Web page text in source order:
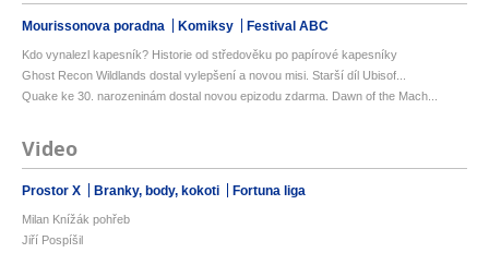
Mourissonova poradna Komiksy Festival ABC
Kdo vynalezl kapesník? Historie od středověku po papírové kapesníky
Ghost Recon Wildlands dostal vylepšení a novou misi. Starší díl Ubisof...
Quake ke 30. narozeninám dostal novou epizodu zdarma. Dawn of the Mach...
Video
Prostor X Branky, body, kokoti Fortuna liga
Milan Knížák pohřeb
Jiří Pospíšil